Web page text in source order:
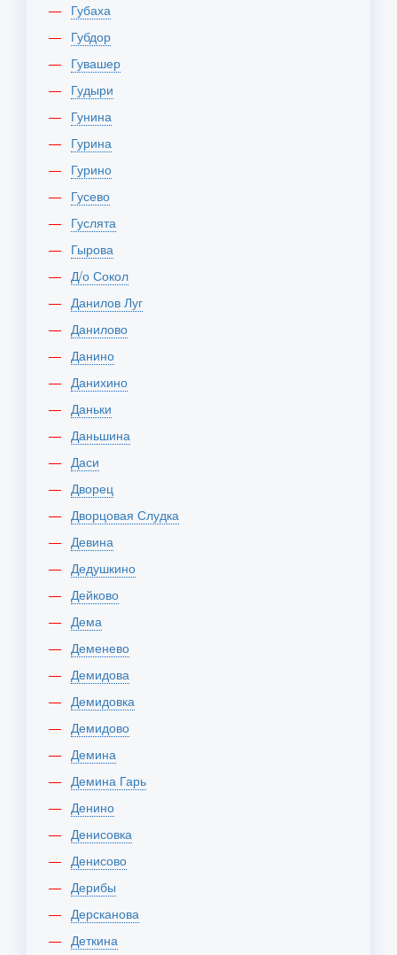
Губаха
Губдор
Гувашер
Гудыри
Гунина
Гурина
Гурино
Гусево
Гуслята
Гырова
Д/о Сокол
Данилов Луг
Данилово
Данино
Данихино
Даньки
Даньшина
Даси
Дворец
Дворцовая Слудка
Девина
Дедушкино
Дейково
Дема
Деменево
Демидова
Демидовка
Демидово
Демина
Демина Гарь
Денино
Денисовка
Денисово
Дерибы
Дерсканова
Деткина